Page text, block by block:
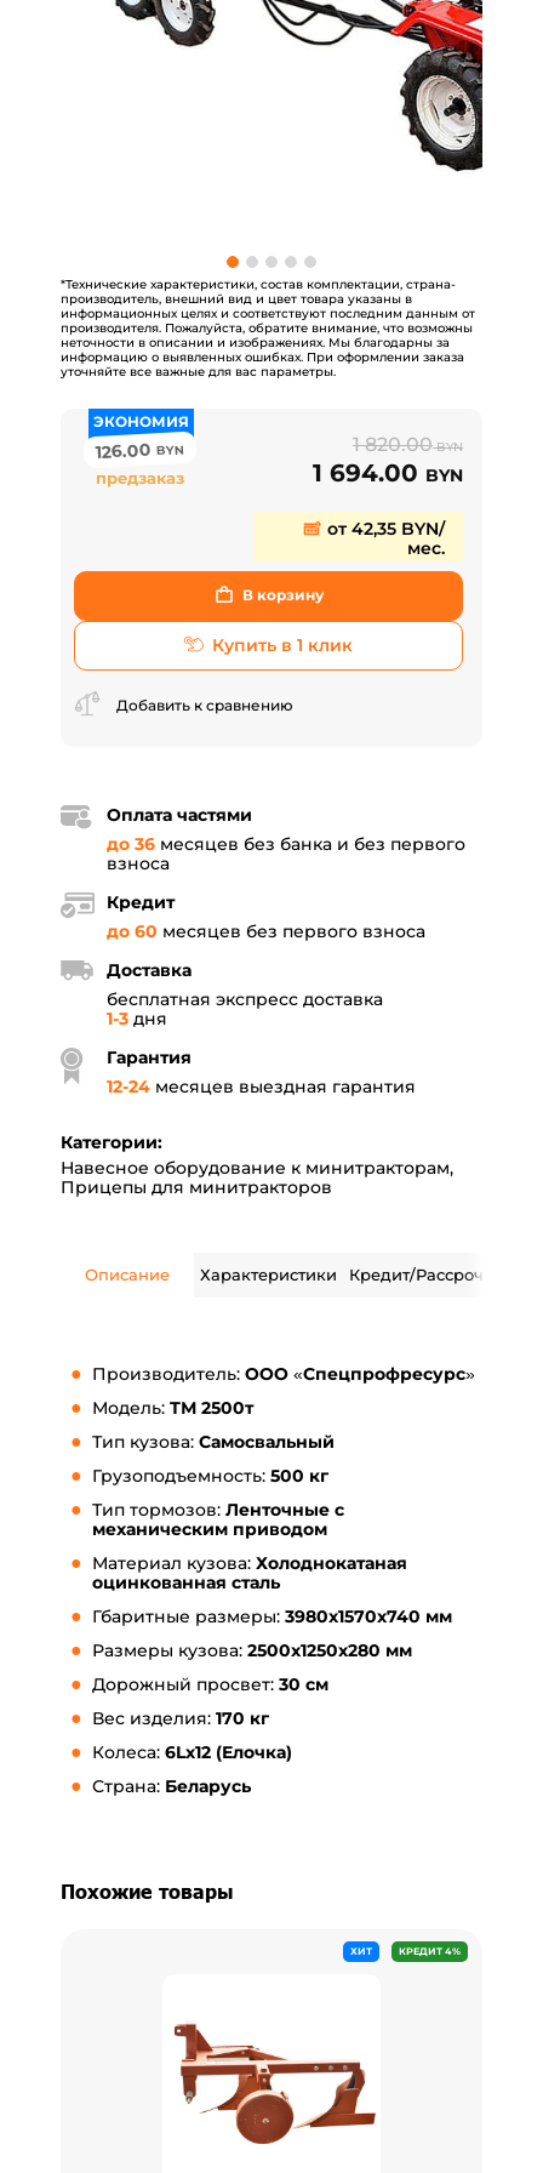
*Технические характеристики, состав комплектации, страна-
производитель, внешний вид и цвет товара указаны в
информационных целях и соответствуют последним данным от
производителя. Пожалуйста, обратите внимание, что возможны
неточности в описании и изображениях. Мы благодарны за
информацию о выявленных ошибках. При оформлении заказа
уточняйте все важные для вас параметры.
ЭКОНОМИЯ
126.00BYN
предзаказ
1 820.00BYN
1 694.00 BYN
от 42,35 BYN/
мес.
В корзину
Купить в 1 клик
Добавить к сравнению
Оплата частями
до 36 месяцев без банка и без первого
взноса
Кредит
до 60 месяцев без первого взноса
Доставка
бесплатная экспресс доставка
1-3 дня
Гарантия
12-24 месяцев выездная гарантия
Категории:
Навесное оборудование к минитракторам,
Прицепы для минитракторов
Описание Характеристики Кредит/Рассрочка
Производитель: ООО «Спецпрофресурс»
Модель: ТМ 2500т
Тип кузова: Самосвальный
Грузоподъемность: 500 кг
Тип тормозов: Ленточные с
механическим приводом
Материал кузова: Холоднокатаная
оцинкованная сталь
Гбаритные размеры: 3980x1570x740 мм
Размеры кузова: 2500x1250x280 мм
Дорожный просвет: 30 см
Вес изделия: 170 кг
Колеса: 6Lх12 (Елочка)
Страна: Беларусь
Похожие товары
ХИТ КРЕДИТ 4%